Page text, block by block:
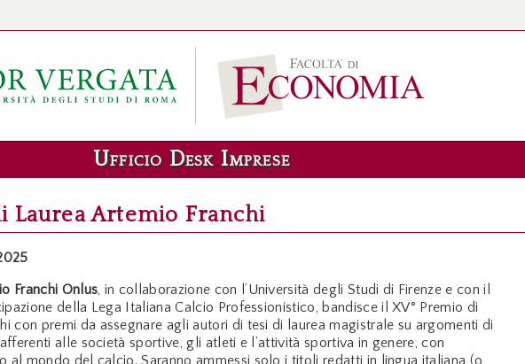
Ufficio Desk Imprese
Laurea Artemio Franchi
Franchi Onlus, in collaborazione con l’Università degli Studi di Firenze e con il
della Lega Italiana Calcio Professionistico, bandisce il XV° Premio di
con premi da assegnare agli autori di tesi di laurea magistrale su argomenti di
alle società sportive, gli atleti e l’attività sportiva in genere, con
al mondo del calcio. Saranno ammessi solo i titoli redatti in lingua italiana (o